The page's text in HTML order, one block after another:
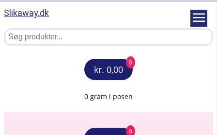
Slikaway.dk
kr. 0,00
0
0 gram i posen
0